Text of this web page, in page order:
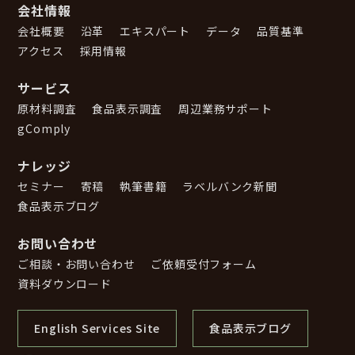
会社情報
会社概要 沿革 エキスパート データ
品質基準
アクセス
採用情報
サービス
原材料調査 食品表示調査
周辺業務サポート
gComply
ナレッジ
セミナー 寄稿 執筆書籍
ラベルバンク新聞
食品表示ブログ
お問い合わせ
ご相談・お問い合わせ
ご依頼受付フォーム
資料ダウンロード
English Services Site 食品表示ブログ